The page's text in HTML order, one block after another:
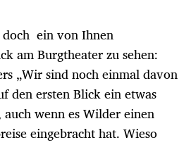
ein von Ihnen
am Burgtheater zu sehen:
„Wir sind noch einmal davon
den ersten Blick ein etwas
auch wenn es Wilder einen
eingebracht hat. Wieso